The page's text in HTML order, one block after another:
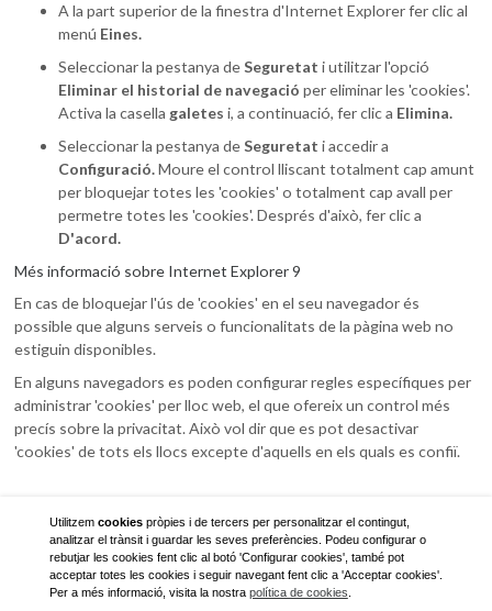
A la part superior de la finestra d'Internet Explorer fer clic al
menú Eines.
Seleccionar la pestanya deSeguretat i utilitzar l'opció
Eliminar el historial de navegació per eliminar les 'cookies'.
Activa la casella galetes i, a continuació, fer clic a Elimina.
Seleccionar la pestanya deSeguretat i accedir a
Configuració.Moure el control lliscant totalment cap amunt
per bloquejar totes les 'cookies' o totalment cap avall per
permetre totes les 'cookies'. Després d'això, fer clic a
D'acord.
Més informació sobre Internet Explorer 9
En cas de bloquejar l'ús de 'cookies' en el seu navegador és
possible que alguns serveis o funcionalitats de la pàgina web no
estiguin disponibles.
En alguns navegadors es poden configurar regles específiques per
administrar 'cookies' per lloc web, el que ofereix un control més
precís sobre la privacitat. Això vol dir que es pot desactivar
'cookies' de tots els llocs excepte d'aquells en els quals es confiï.
Utilitzem cookiespròpies i de tercers per personalitzar el contingut,
analitzar el trànsit i guardar les seves preferències. Podeu configurar o
rebutjar les cookies fent clic al botó 'Configurar cookies', també pot
acceptar totes les cookies i seguir navegant fent clic a 'Acceptar cookies'.
Per a més informació, visita la nostra política de cookies